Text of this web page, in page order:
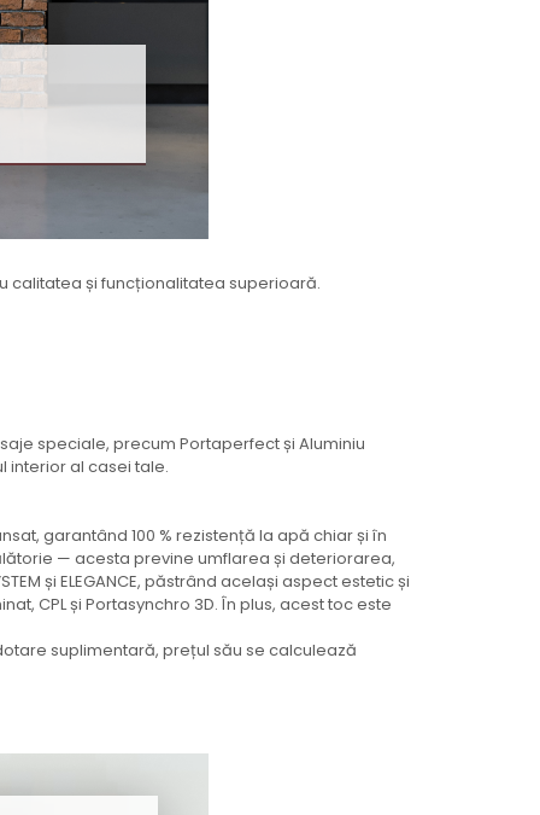
calitatea și funcționalitatea superioară.
speciale, precum Portaperfect și Aluminiu
interior al casei tale.
garantând 100 % rezistență la apă chiar și în
— acesta previne umflarea și deteriorarea,
și ELEGANCE, păstrând același aspect estetic și
CPL și Portasynchro 3D. În plus, acest toc este
suplimentară, prețul său se calculează